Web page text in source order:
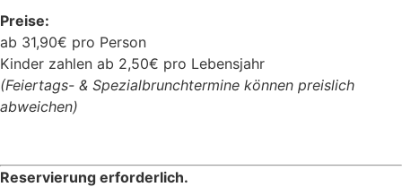
Preise:
ab 31,90€ pro Person
Kinder zahlen ab 2,50€ pro Lebensjahr
(Feiertags- & Spezialbrunchtermine können preislich
abweichen)
Reservierung erforderlich.